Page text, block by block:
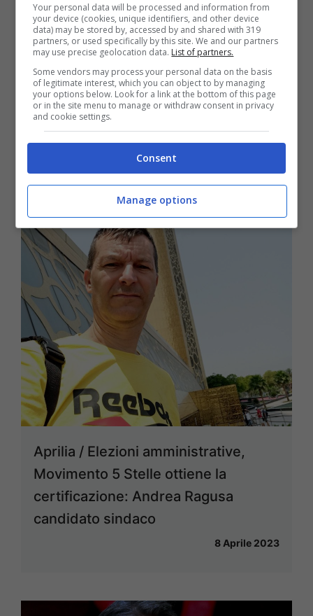
Latina / Maria Grazia Ciolfi guida il
Movimento 5 Stelle nella campagna
elettorale: presentata la lista
9 Aprile 2023
Aprilia / Elezioni amministrative,
Movimento 5 Stelle ottiene la
certificazione: Andrea Ragusa
candidato sindaco
8 Aprile 2023
Your personal data will be processed and information from
your device (cookies, unique identifiers, and other device
data) may be stored by, accessed by and shared with 319
partners, or used specifically by this site. We and our partners
may use precise geolocation data. List of partners.
Some vendors may process your personal data on the basis
of legitimate interest, which you can object to by managing
your options below. Look for a link at the bottom of this page
or in the site menu to manage or withdraw consent in privacy
and cookie settings.
Consent
Manage options